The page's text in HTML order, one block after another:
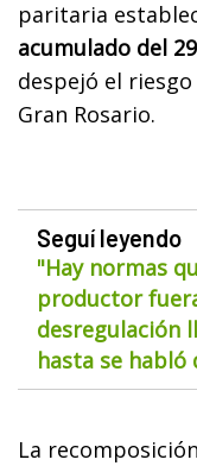
paritaria
acumulado del
despejó el
Gran Rosario.
Seguí leyendo
"Hay normas
productor
desregulación
hasta se habló
La